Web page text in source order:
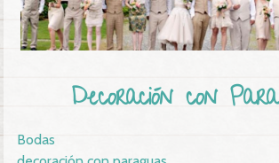
Decoración con
Bodas